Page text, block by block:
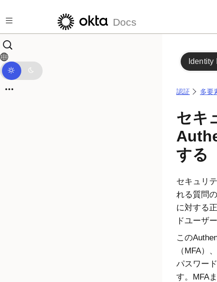
Docs
Identity
認証 多要
セキ
する
セキュリ
れる質問
に対する
ドユーザ
この
（MFA）
パスワー
す。MFA